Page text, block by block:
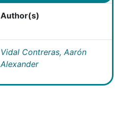
Author(s)
Vidal Contreras, Aarón
Alexander